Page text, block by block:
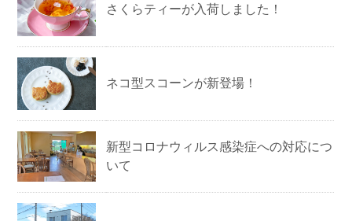
さくらティーが入荷しました！
ネコ型スコーンが新登場！
新型コロナウィルス感染症への対応につ
いて